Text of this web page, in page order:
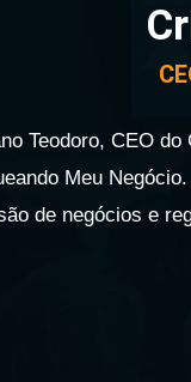
Teodoro, CEO
Meu
de negócios e